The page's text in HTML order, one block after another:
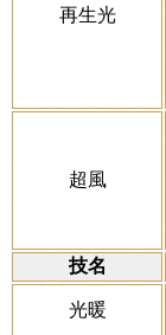
再生光
超風
技名
光暖